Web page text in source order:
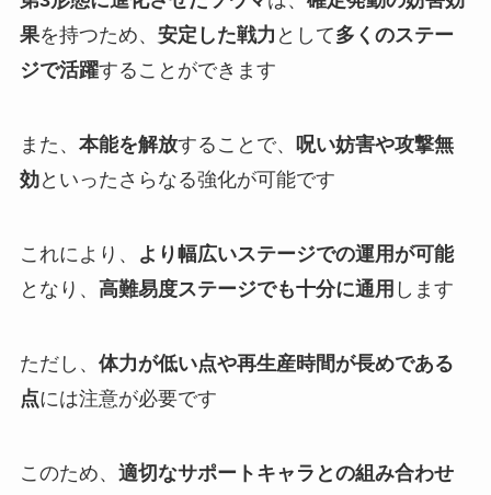
果を持つため、 安定した戦力 として多くのステー
ジで活躍することができます
また、 本能を解放することで、 呪い妨害や攻撃無
効といったさらなる強化が可能です
これにより、
より幅広いステージでの運用が可能
となり、 高難易度ステージでも十分に通用 します
ただし、 体力が低い点や再生産時間が長めである
点には注意が必要です
このため、 適切なサポートキャラとの組み合わせ